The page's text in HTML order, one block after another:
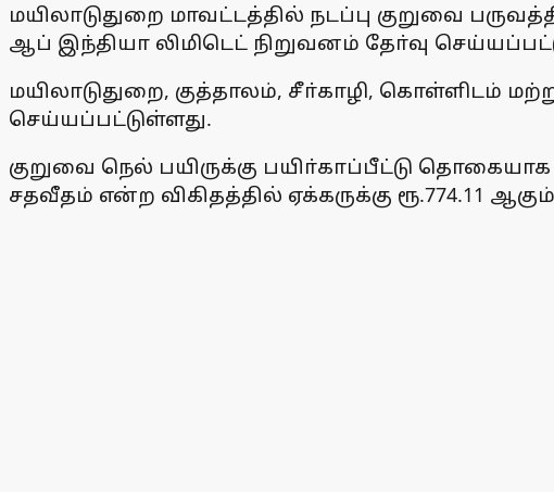
மயிலாடுதுறை மாவட்டத்தில் நடப்பு குறுவை
ஆப் இந்தியா லிமிடெட் நிறுவனம் தோ்வு
மயிலாடுதுறை, குத்தாலம், சீா்காழி, கொள்ளிடம்
செய்யப்பட்டுள்ளது.
குறுவை நெல் பயிருக்கு பயிா்காப்பீட்டு
சதவீதம் என்ற விகிதத்தில் ஏக்கருக்கு ரூ.774.11